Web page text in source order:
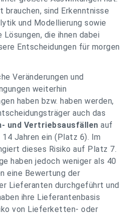
sind Erkenntnisse
und Modellierung sowie
die ihnen dabei
Entscheidungen für morgen
Veränderungen und
weiterhin
haben bzw. haben werden,
auch das
und Vertriebsausfällen auf
Jahren ein (Platz 6). Im
dieses Risiko auf Platz 7.
haben jedoch weniger als 40
eine Bewertung der
Lieferanten durchgeführt und
ihre Lieferantenbasis
von Lieferketten- oder